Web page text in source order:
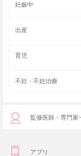
妊娠中
出産
育児
不妊・不妊治療
監修医師・専門家
アプリ